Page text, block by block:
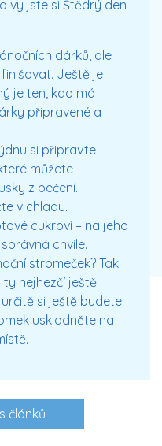
vy jste si Štědrý den
dárků , ale
Ještě je
je ten, kdo má
připravené a
si připravte
můžete
z pečení.
v chladu.
cukroví – na jeho
chvíle.
stromeček? Tak
nejhezčí ještě
si ještě budete
uskladněte na
článků